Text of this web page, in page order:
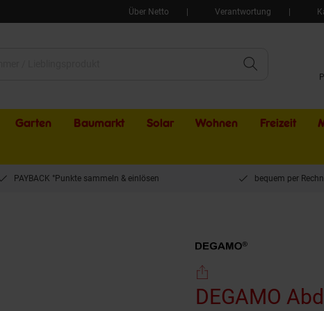
Über Netto Verantwortung
Garten Baumarkt Solar Wohnen Freizeit
PAYBACK °Punkte sammeln & einlösen bequem per
DEGAMO